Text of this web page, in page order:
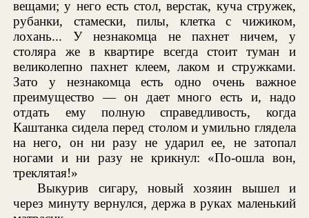
вещами; у него есть стол, верстак, куча стружек,
рубанки, стамески, пилы, клетка с чижиком,
лохань... У незнакомца не пахнет ничем, у
столяра же в квартире всегда стоит туман и
великолепно пахнет клеем, лаком и стружками.
Зато у незнакомца есть одно очень важное
преимущество — он дает много есть и, надо
отдать ему полную справедливость, когда
Каштанка сидела перед столом и умильно глядела
на него, он ни разу не ударил ее, не затопал
ногами и ни разу не крикнул: «По-ошла вон,
треклятая!»
Выкурив сигару, новый хозяин вышел и
через минуту вернулся, держа в руках маленький